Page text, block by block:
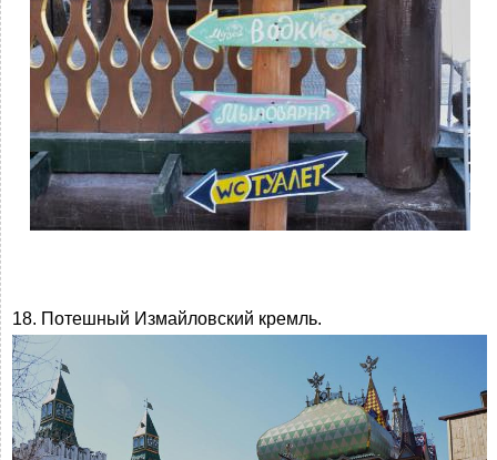
18. Потешный Измайловский кремль.